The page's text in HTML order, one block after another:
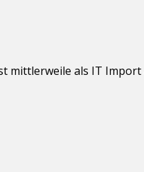
mittlerweile als IT